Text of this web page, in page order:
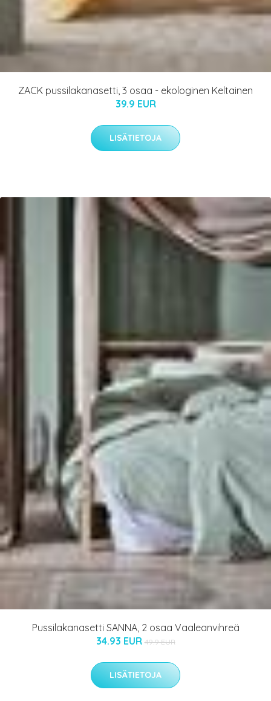
ZACK pussilakanasetti, 3 osaa - ekologinen Keltainen
39.9 EUR
LISÄTIETOJA
Pussilakanasetti SANNA, 2 osaa Vaaleanvihreä
34.93 EUR 49.9 EUR
LISÄTIETOJA